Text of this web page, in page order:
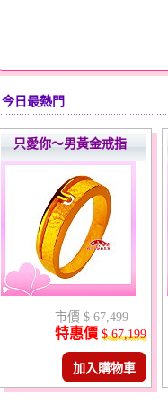
今日最熱門
只愛你～男黃金戒指
市價 $ 67,499
特惠價 $ 67,199
加入購物車